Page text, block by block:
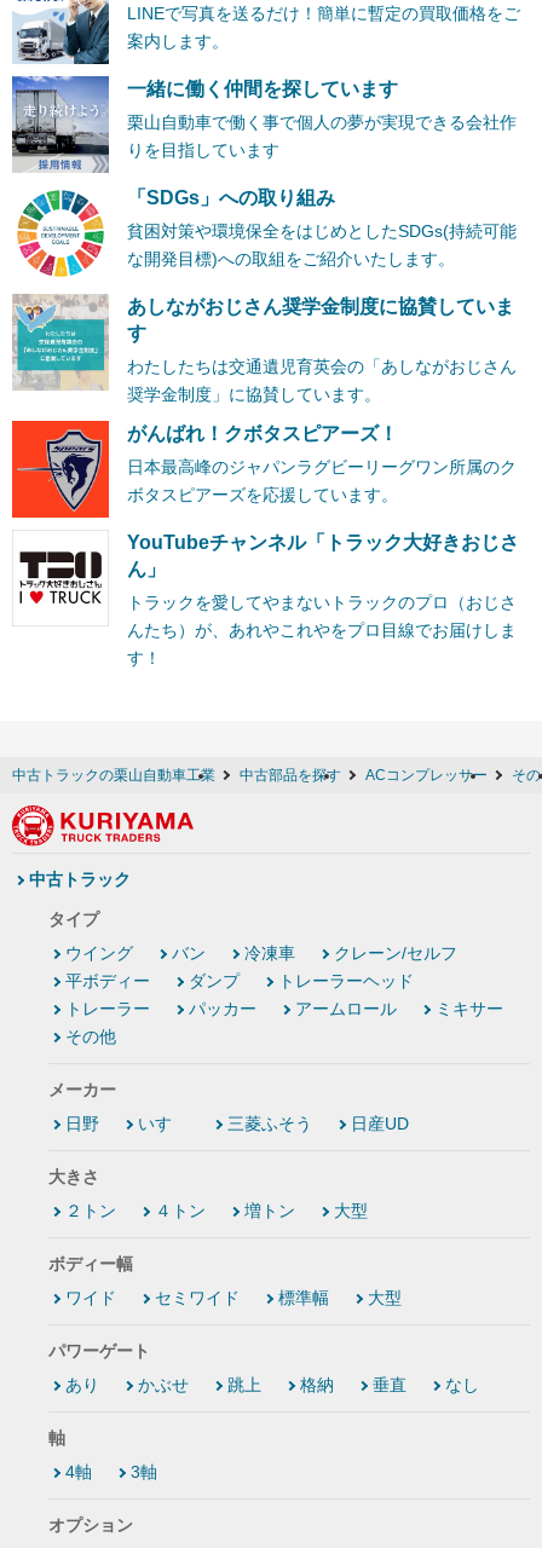
LINEで写真を送るだけ！簡単に暫定の買取価格をご
案内します。
一緒に働く仲間を探しています
栗山自動車で働く事で個人の夢が実現できる会社作
りを目指しています
「SDGs」への取り組み
貧困対策や環境保全をはじめとしたSDGs(持続可能
な開発目標)への取組をご紹介いたします。
あしながおじさん奨学金制度に協賛していま
す
わたしたちは交通遺児育英会の「あしながおじさん
奨学金制度」に協賛しています。
がんばれ！クボタスピアーズ！
日本最高峰のジャパンラグビーリーグワン所属のク
ボタスピアーズを応援しています。
YouTubeチャンネル「トラック大好きおじさ
ん」
トラックを愛してやまないトラックのプロ（おじさ
んたち）が、あれやこれやをプロ目線でお届けしま
す！
中古トラックの栗山自動車工業 中古部品を探す ACコンプレッサー そ
中古トラック
タイプ
ウイング
バン 冷凍車
クレーン/セルフ
平ボディー
ダンプ
トレーラーヘッド
トレーラー
パッカー アームロール
ミキサー
その他
メーカー
日野
いすゞ 三菱ふそう 日産UD
大きさ
２トン
４トン 増トン 大型
ボディー幅
ワイド
セミワイド 標準幅 大型
パワーゲート
あり
かぶせ 跳上 格納 垂直 なし
軸
4軸
3軸
オプション